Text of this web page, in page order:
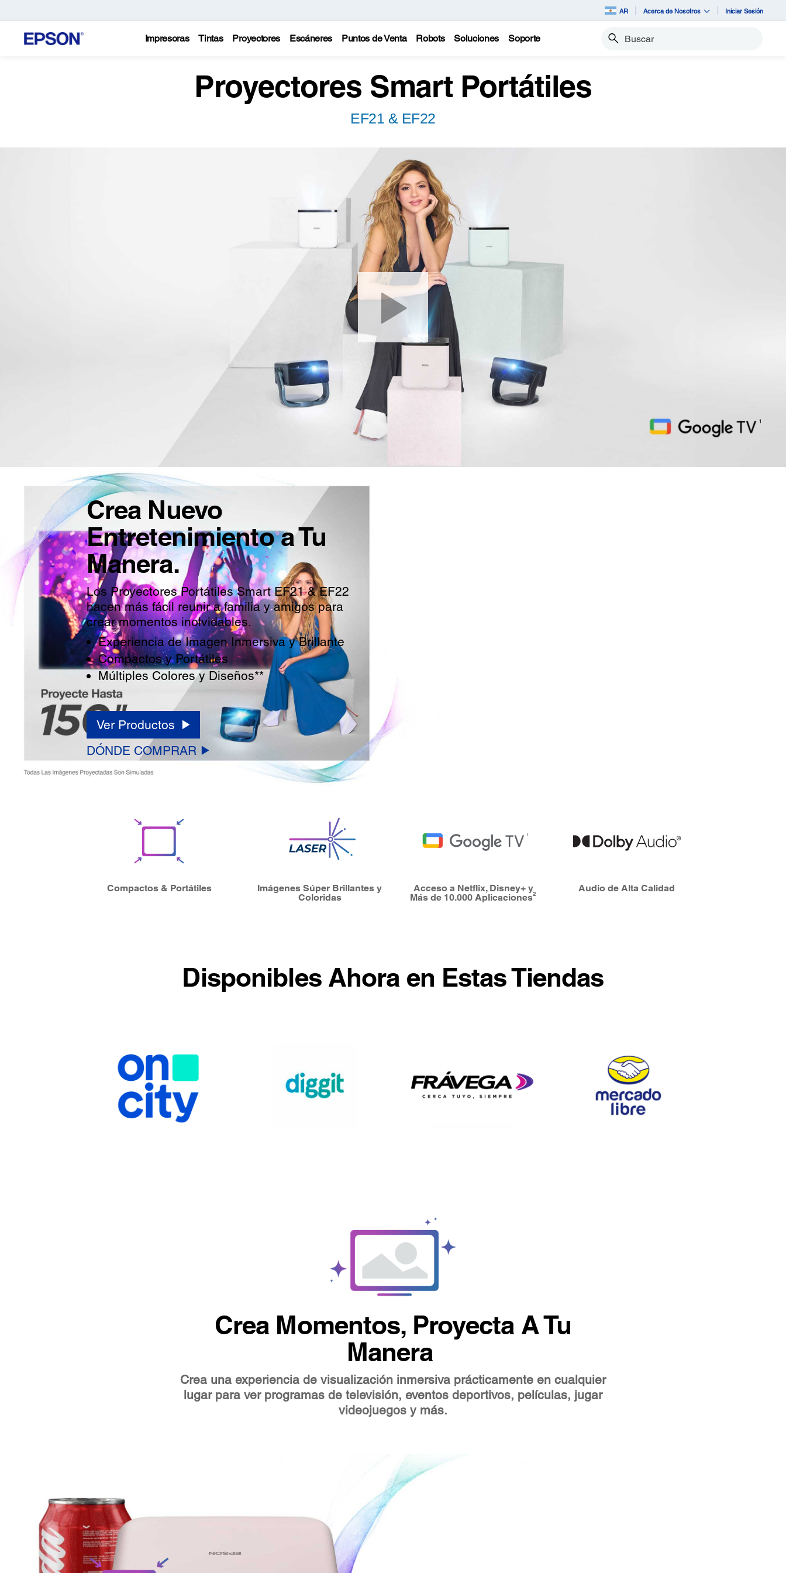
AR Acerca de Nosotros Iniciar Sesión
Impresoras Tintas Proyectores Escáneres Puntos de Venta Robots Soluciones Soporte Buscar
Proyectores Smart Portátiles
EF21 & EF22
Crea Nuevo
Entretenimiento a Tu
Manera.
Los Proyectores Portátiles Smart EF21 & EF22
hacen más fácil reunir a familia y amigos para
crear momentos inolvidables.
Experiencia de Imagen Inmersiva y Brillante
Compactos y Portátiles
Múltiples Colores y Diseños**
Ver Productos
DÓNDE COMPRAR
Compactos & Portátiles
Imágenes Súper Brillantes y
Coloridas
Acceso a Netflix, Disney+ y
Más de 10.000 Aplicaciones2 Audio de Alta Calidad
Disponibles Ahora en Estas Tiendas
Crea Momentos, Proyecta A Tu
Manera
Crea una experiencia de visualización inmersiva prácticamente en cualquier
lugar para ver programas de televisión, eventos deportivos, películas, jugar
videojuegos y más.